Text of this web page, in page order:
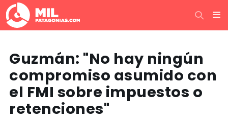
Guzmán: "No hay ningún
compromiso asumido con
el FMI sobre impuestos o
retenciones"